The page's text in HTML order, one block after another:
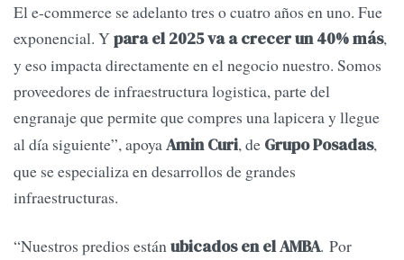
El e-commerce se adelanto tres o cuatro años en uno. Fue
exponencial. Ypara el 2025 va a crecer un 40% más,
y eso impacta directamente en el negocio nuestro. Somos
proveedores de infraestructura logistica, parte del
engranaje que permite quecompres una lapicera y llegue
al día siguiente”, apoyaAmin Curi, de Grupo Posadas,
que se especializa en desarrollos de grandes
infraestructuras.
“Nuestros predios están ubicados en el AMBA. Por